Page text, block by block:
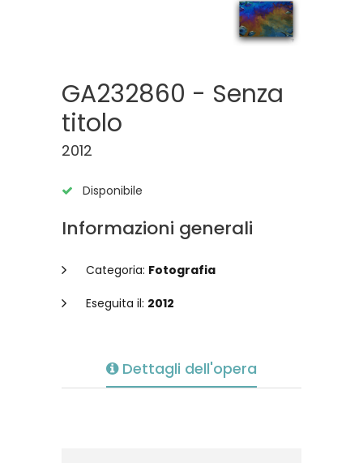
GA232860 - Senza
titolo
2012
Disponibile
Informazioni generali
Categoria: Fotografia
Eseguita il: 2012
Dettagli dell'opera